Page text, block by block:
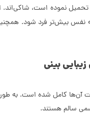
نموده است، شاکی‌اند.
نفس بیش‌تر فرد شود.
بینی
شده است. به طور کلی جراحی در افراد
سالم هستند.